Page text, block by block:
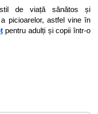
de viață sănătos și
picioarelor, astfel vine în
pentru adulți și copii într-o